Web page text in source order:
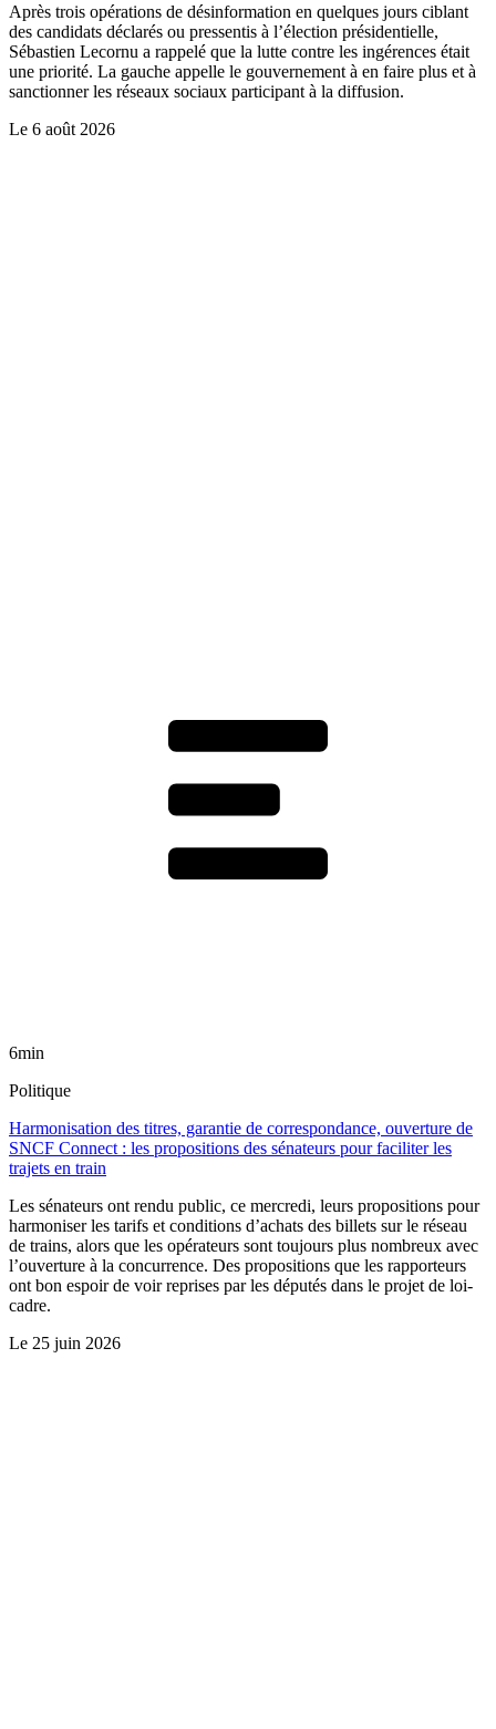
Après trois opérations de désinformation en quelques jours ciblant
des candidats déclarés ou pressentis à l’élection présidentielle,
Sébastien Lecornu a rappelé que la lutte contre les ingérences était
une priorité. La gauche appelle le gouvernement à en faire plus et à
sanctionner les réseaux sociaux participant à la diffusion.
Le 6 août 2026
6min
Politique
Harmonisation des titres, garantie de correspondance, ouverture de
SNCF Connect : les propositions des sénateurs pour faciliter les
trajets en train
Les sénateurs ont rendu public, ce mercredi, leurs propositions pour
harmoniser les tarifs et conditions d’achats des billets sur le réseau
de trains, alors que les opérateurs sont toujours plus nombreux avec
l’ouverture à la concurrence. Des propositions que les rapporteurs
ont bon espoir de voir reprises par les députés dans le projet de loi-
cadre.
Le 25 juin 2026